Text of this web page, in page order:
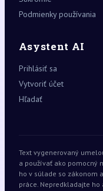
Podmienky používania
Asystent AI
Prihlásiť sa
Vytvoriť účet
Hľadať
Text vygenerovaný
a používať ako pomocný
ho v súlade so zákonom
práce. Nepredkladajte